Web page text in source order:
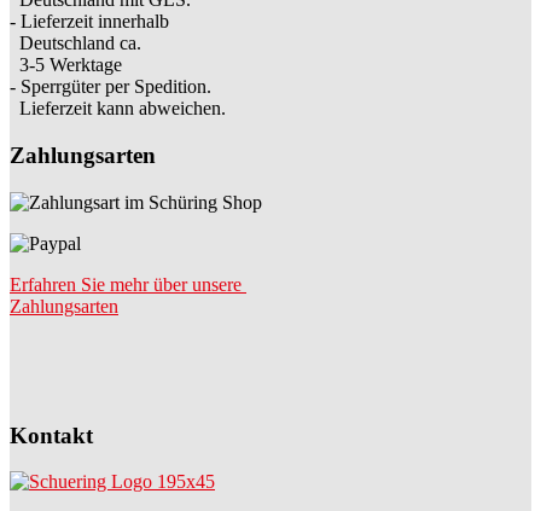
- Lieferzeit innerhalb
Deutschland ca.
3-5 Werktage
- Sperrgüter per Spedition.
Lieferzeit kann abweichen.
Zahlungsarten
Erfahren Sie mehr über unsere
Zahlungsarten
Kontakt